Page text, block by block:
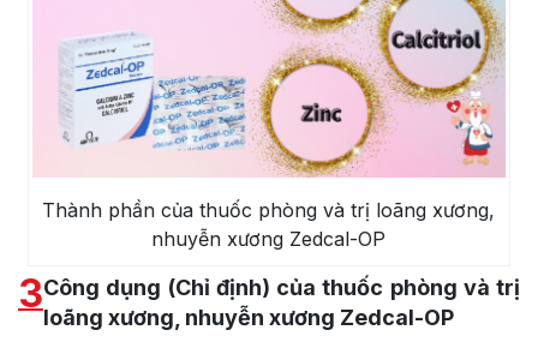
Thành phần của thuốc phòng và trị loãng xương,
nhuyễn xương Zedcal-OP
3Công dụng (Chỉ định) của thuốc phòng và trị
loãng xương, nhuyễn xương Zedcal-OP